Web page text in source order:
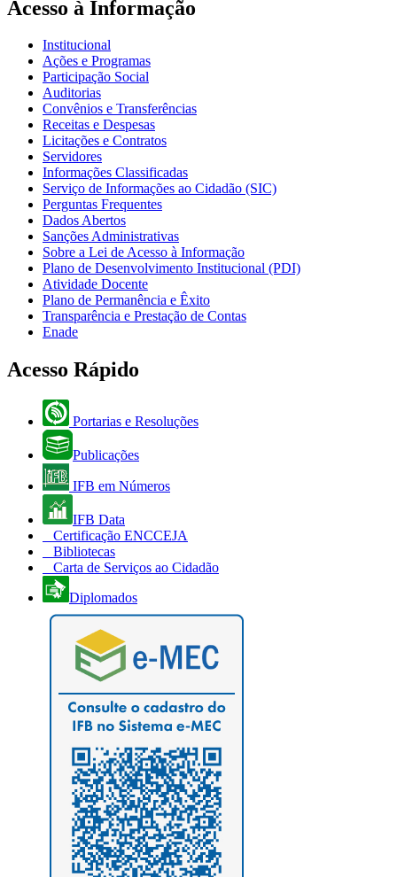
Acesso à Informação
Institucional
Ações e Programas
Participação Social
Auditorias
Convênios e Transferências
Receitas e Despesas
Licitações e Contratos
Servidores
Informações Classificadas
Serviço de Informações ao Cidadão (SIC)
Perguntas Frequentes
Dados Abertos
Sanções Administrativas
Sobre a Lei de Acesso à Informação
Plano de Desenvolvimento Institucional (PDI)
Atividade Docente
Plano de Permanência e Êxito
Transparência e Prestação de Contas
Enade
Acesso Rápido
Portarias e Resoluções
Publicações
IFB em Números
IFB Data
Certificação ENCCEJA
Bibliotecas
Carta de Serviços ao Cidadão
Diplomados